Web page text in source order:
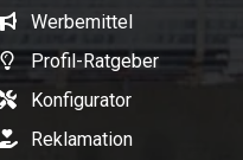
Werbemittel
Profil-Ratgeber
Konfigurator
Reklamation